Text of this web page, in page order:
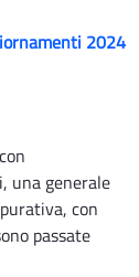
2024
una generale
con
passate